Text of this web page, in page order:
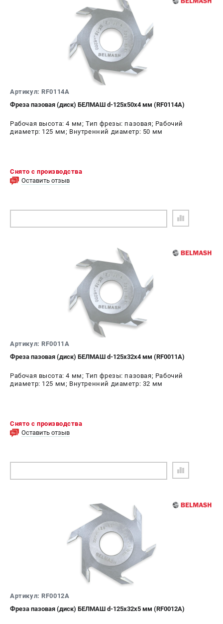
Артикул: RF0114A
Фреза пазовая (диск) БЕЛМАШ d-125х50х4 мм (RF0114A)
Рабочая высота: 4 мм; Тип фрезы: пазовая; Рабочий
диаметр: 125 мм; Внутренний диаметр: 50 мм
Снято с производства
Оставить отзыв
Артикул: RF0011A
Фреза пазовая (диск) БЕЛМАШ d-125х32х4 мм (RF0011A)
Рабочая высота: 4 мм; Тип фрезы: пазовая; Рабочий
диаметр: 125 мм; Внутренний диаметр: 32 мм
Снято с производства
Оставить отзыв
Артикул: RF0012A
Фреза пазовая (диск) БЕЛМАШ d-125х32х5 мм (RF0012A)